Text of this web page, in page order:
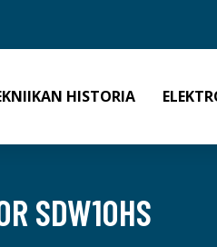
HISTORIA
SDW10HS